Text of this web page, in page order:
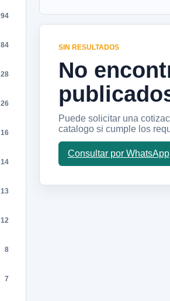
94
84
28
26
16
14
13
12
8
7
SIN RESULTADOS
No
Puede solicitar una
catalogo si cumple los
Consultar por WhatsApp